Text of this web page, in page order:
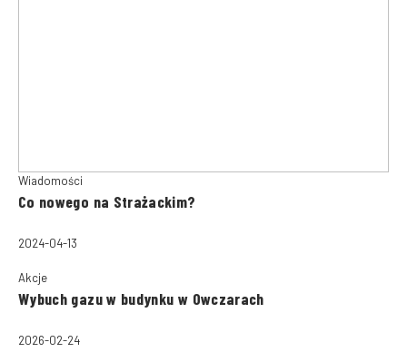
Wiadomości
Co nowego na Strażackim?
2024-04-13
Akcje
Wybuch gazu w budynku w Owczarach
2026-02-24